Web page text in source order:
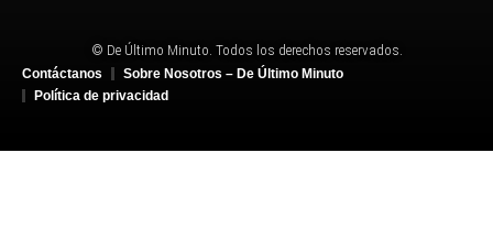
© De Último Minuto. Todos los derechos reservados.
Contáctanos
Sobre Nosotros – De Último Minuto
Política de privacidad